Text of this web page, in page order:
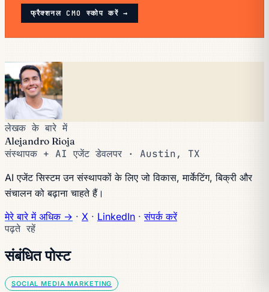
फ्रैक्शनल CMO स्कोप करें →
लेखक के बारे में
Alejandro Rioja
संस्थापक + AI एजेंट डेवलपर · Austin, TX
AI एजेंट सिस्टम उन संस्थापकों के लिए जो विकास, मार्केटिंग, बिक्री और
संचालन को बढ़ाना चाहते हैं।
मेरे बारे में अधिक → · X · LinkedIn · संपर्क करें
पढ़ते रहें
संबंधित पोस्ट
SOCIAL MEDIA MARKETING